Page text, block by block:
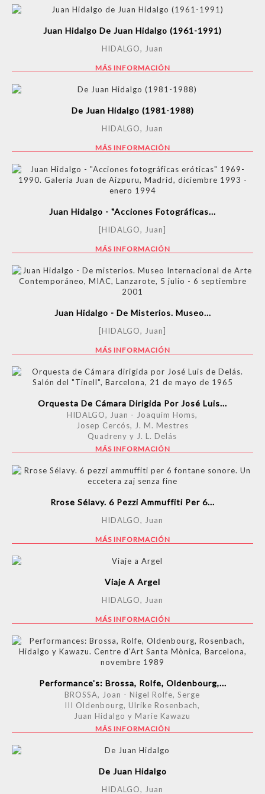
Juan Hidalgo De Juan Hidalgo (1961-1991)
HIDALGO, Juan
MÁS INFORMACIÓN
De Juan Hidalgo (1981-1988)
HIDALGO, Juan
MÁS INFORMACIÓN
Juan Hidalgo - "Acciones Fotográficas...
[HIDALGO, Juan]
MÁS INFORMACIÓN
Juan Hidalgo - De Misterios. Museo...
[HIDALGO, Juan]
MÁS INFORMACIÓN
Orquesta De Cámara Dirigida Por José Luis...
HIDALGO, Juan - Joaquim Homs,
Josep Cercós, J. M. Mestres
Quadreny y J. L. Delás
MÁS INFORMACIÓN
Rrose Sélavy. 6 Pezzi Ammuffiti Per 6...
HIDALGO, Juan
MÁS INFORMACIÓN
Viaje A Argel
HIDALGO, Juan
MÁS INFORMACIÓN
Performance's: Brossa, Rolfe, Oldenbourg,...
BROSSA, Joan - Nigel Rolfe, Serge
III Oldenbourg, Ulrike Rosenbach,
Juan Hidalgo y Marie Kawazu
MÁS INFORMACIÓN
De Juan Hidalgo
HIDALGO, Juan